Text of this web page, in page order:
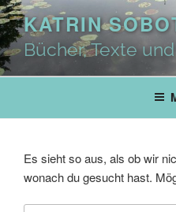
Zum
Inhalt
springen
KATRIN
Bücher, Texte
Es sieht so aus, als ob wir
wonach du gesucht hast.